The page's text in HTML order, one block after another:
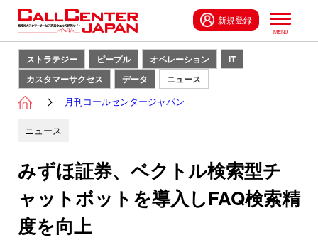
新規登録
ストラテジー ピープル オペレーション
IT
カスタマーサクセス
データ ニュース
月刊コールセンタージャパン
ニュース
みずほ証券、ベクトル検索型チ
ャットボットを導入しFAQ検索精
度を向上